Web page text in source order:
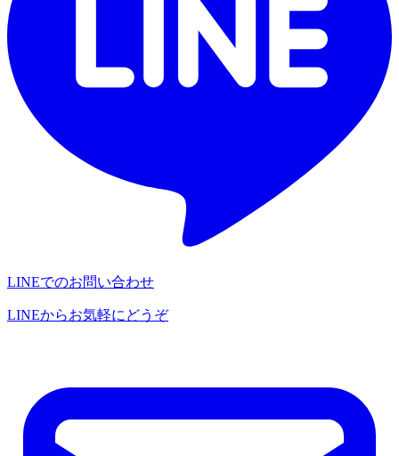
LINEでのお問い合わせ
LINEからお気軽にどうぞ